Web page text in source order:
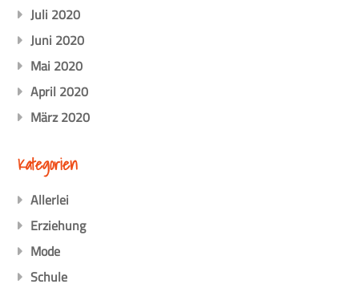
Juli 2020
Juni 2020
Mai 2020
April 2020
März 2020
Kategorien
Allerlei
Erziehung
Mode
Schule